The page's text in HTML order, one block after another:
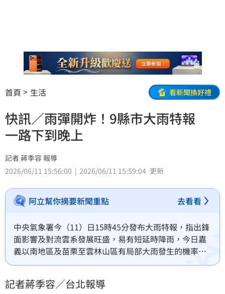
首頁 生活 看新聞換好禮
快訊／雨彈開炸！9縣市大雨特報
一路下到晚上
記者 蔣季容 報導
2026/06/11 15:56:00
2026/06/11 15:59:04 更新
阿立幫你摘要新聞重點 去看看
中央氣象署今（11）日15時45分發布大雨特報，指出鋒
面影響及對流雲系發展旺盛，易有短延時降雨，今日嘉
義以南地區及苗栗至雲林山區有局部大雨發生的機率，
請注意雷擊及強陣風，山區請留意坍方、落石及溪水暴
晚上。
記者蔣季容／台北報導